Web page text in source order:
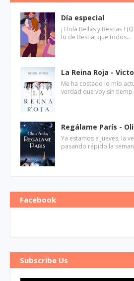
Día especial
¡ Hola Bellas y Bestias !
lo de Bestia, que todos…
La Reina Roja -
Me ha costado lo mío
verdad que voy sin
Regálame París -
Ya estamos a jueves, la
pasando rápido la
Facebook
Subscribe Us